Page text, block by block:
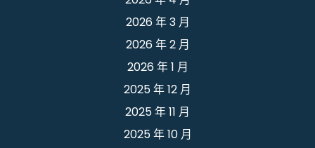
2026 年 3 月
2026 年 2 月
2026 年 1 月
2025 年 12 月
2025 年 11 月
2025 年 10 月